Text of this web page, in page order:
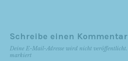
Schreibe einen Kommentar
Deine E-Mail-Adresse wird nicht veröffentlicht.
markiert